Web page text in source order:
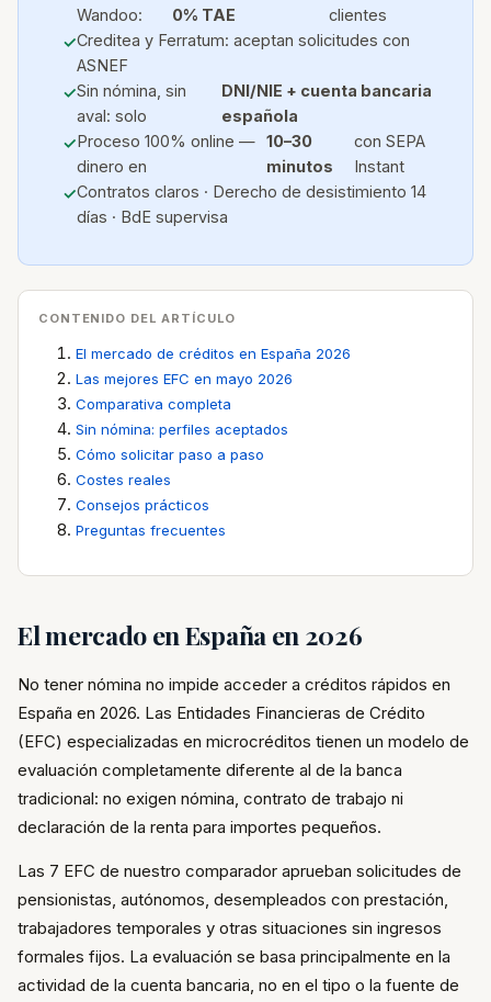
Wandoo:
0% TAE
clientes
Creditea y Ferratum: aceptan solicitudes con
ASNEF
Sin nómina, sin
aval: solo
DNI/NIE + cuenta bancaria
española
Proceso 100% online —
dinero en
10–30
minutos
con SEPA
Instant
Contratos claros · Derecho de desistimiento 14
días · BdE supervisa
CONTENIDO DEL ARTÍCULO
El mercado de créditos en España 2026
Las mejores EFC en mayo 2026
Comparativa completa
Sin nómina: perfiles aceptados
Cómo solicitar paso a paso
Costes reales
Consejos prácticos
Preguntas frecuentes
El mercado en España en 2026
No tener nómina no impide acceder a créditos rápidos en
España en 2026. Las Entidades Financieras de Crédito
(EFC) especializadas en microcréditos tienen un modelo de
evaluación completamente diferente al de la banca
tradicional: no exigen nómina, contrato de trabajo ni
declaración de la renta para importes pequeños.
Las 7 EFC de nuestro comparador aprueban solicitudes de
pensionistas, autónomos, desempleados con prestación,
trabajadores temporales y otras situaciones sin ingresos
formales fijos. La evaluación se basa principalmente en la
actividad de la cuenta bancaria, no en el tipo o la fuente de